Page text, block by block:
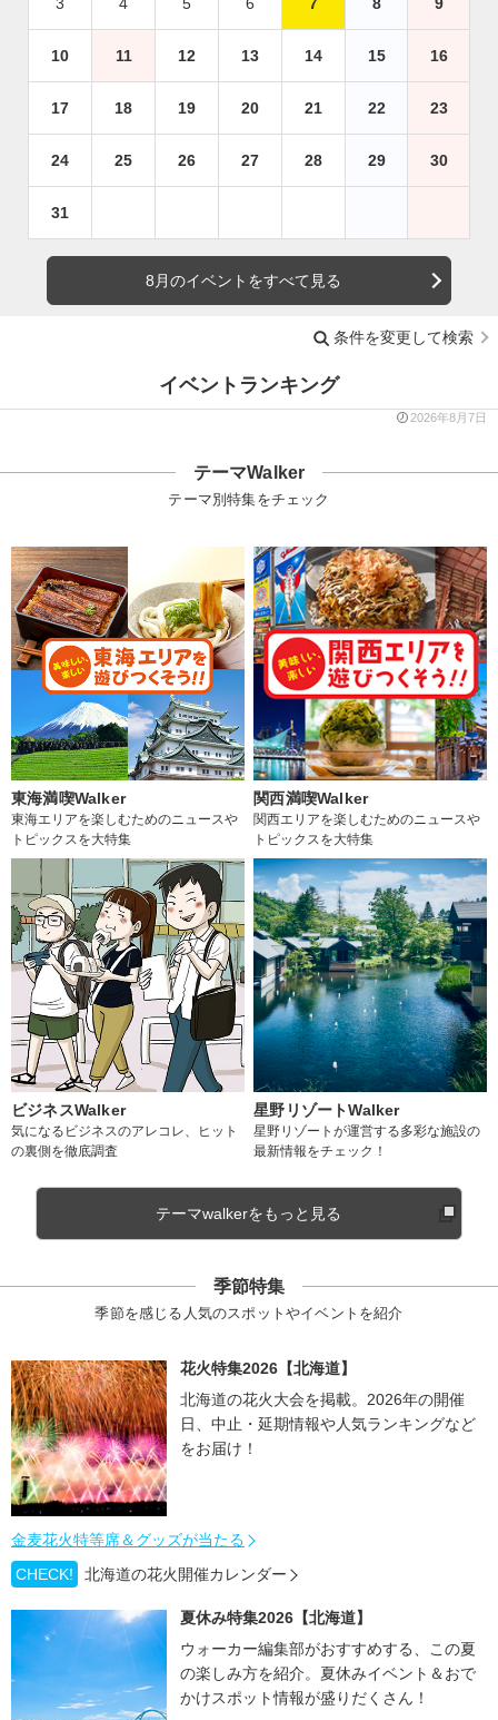
10 11 12 13 14 15 16
17 18 19 20 21 22 23
24 25 26 27 28 29 30
31
8月のイベントをすべて見る
条件を変更して検索
イベントランキング
2026年8月7日
テーマWalker
テーマ別特集をチェック
東海満喫Walker
東海エリアを楽しむためのニュースや
トピックスを大特集
関西満喫Walker
関西エリアを楽しむためのニュースや
トピックスを大特集
ビジネスWalker
気になるビジネスのアレコレ、ヒット
の裏側を徹底調査
星野リゾートWalker
星野リゾートが運営する多彩な施設の
最新情報をチェック！
テーマwalkerをもっと見る
季節特集
季節を感じる人気のスポットやイベントを紹介
花火特集2026【北海道】
北海道の花火大会を掲載。2026年の開催
日、中止・延期情報や人気ランキングなど
をお届け！
金麦花火特等席＆グッズが当たる
CHECK!
北海道の花火開催カレンダー
夏休み特集2026【北海道】
ウォーカー編集部がおすすめする、この夏
の楽しみ方を紹介。夏休みイベント＆おで
かけスポット情報が盛りだくさん！